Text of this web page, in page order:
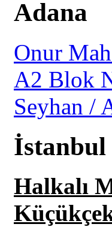
Adana
Onur
A2 Blok
Seyhan /
İstanbul
Halkalı